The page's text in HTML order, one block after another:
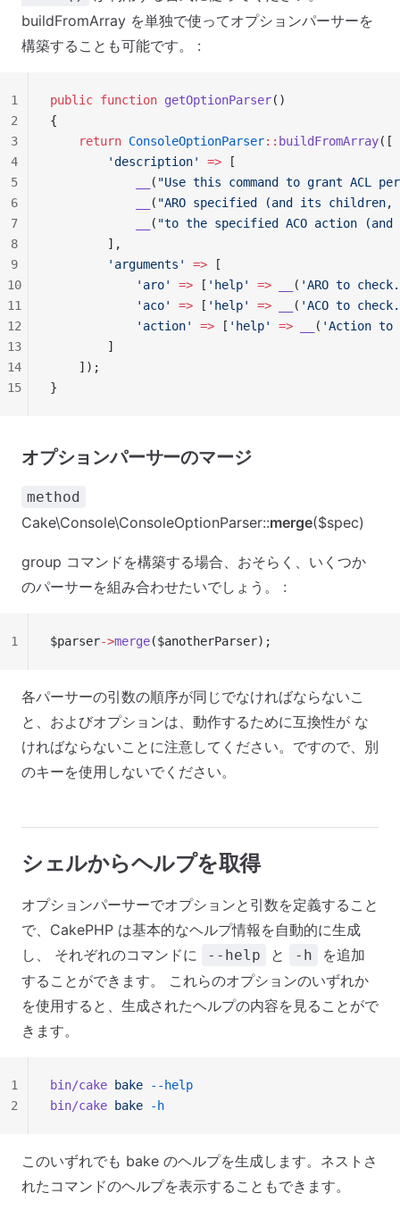
buildFromArray を単独で使ってオプションパーサーを
構築することも可能です。 :
public function getOptionParser()
{
    return
ConsoleOptionParser:: buildFromArray([
        'description'
=> [
( "Use this command to grant ACL
( "ARO specified (and its children,
( "to the specified ACO action
        ],
        'arguments'
=> [
            'aro'
=> [ 'help' => ( 'ARO to
            'aco'
=> [ 'help' => ( 'ACO to
            'action'
=> [ 'help' => ( 'Action to
        ]
    ]);
}
1
2
3
4
5
6
7
8
9
10
11
12
13
14
15
オプションパーサーのマージ
method
Cake\Console\ConsoleOptionParser::merge($spec)
group コマンドを構築する場合、おそらく、いくつか
のパーサーを組み合わせたいでしょう。 :
$parser->merge($anotherParser);
1
各パーサーの引数の順序が同じでなければならないこ
と、およびオプションは、動作するために互換性が な
ければならないことに注意してください。ですので、別
のキーを使用しないでください。
シェルからヘルプを取得
オプションパーサーでオプションと引数を定義すること
で、CakePHP は基本的なヘルプ情報を自動的に生成
し、 それぞれのコマンドに
--help と -h
を追加
することができます。 これらのオプションのいずれか
を使用すると、生成されたヘルプの内容を見ることがで
きます。
bin/cake bake --help
bin/cake bake -h
1
2
このいずれでも bake のヘルプを生成します。ネストさ
れたコマンドのヘルプを表示することもできます。